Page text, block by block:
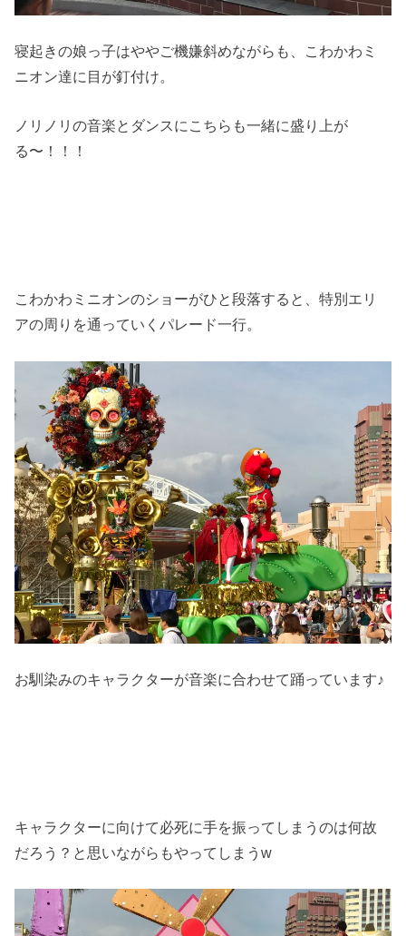
寝起きの娘っ子はややご機嫌斜めながらも、こわかわミ
ニオン達に目が釘付け。
ノリノリの音楽とダンスにこちらも一緒に盛り上が
る〜！！！
こわかわミニオンのショーがひと段落すると、特別エリ
アの周りを通っていくパレード一行。
お馴染みのキャラクターが音楽に合わせて踊っています♪
キャラクターに向けて必死に手を振ってしまうのは何故
だろう？と思いながらもやってしまうw